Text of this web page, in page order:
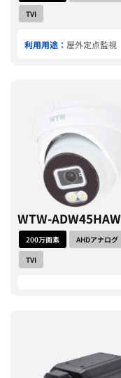
TVI
利用用途： 屋外定点監視
WTW-ADW45HAW
200万画素
AHDアナログ
TVI